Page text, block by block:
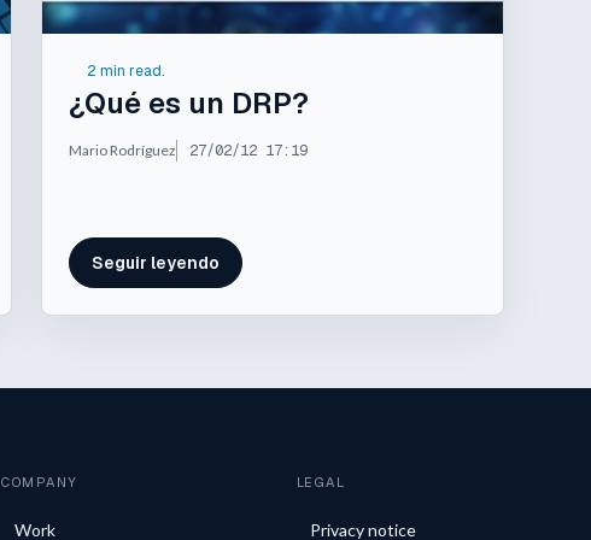
2 min read.
¿Qué es un DRP?
Mario Rodríguez 27/02/12 17:19
Seguir leyendo
COMPANY
Work
LEGAL
Privacy notice